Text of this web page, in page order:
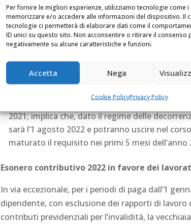
Per fornire le migliori esperienze, utilizziamo tecnologie come
memorizzare e/o accedere alle informazioni del dispositivo. Il
tecnologie ci permetterà di elaborare dati come il
ID unici su questo sito. Non acconsentire o ritirare il consenso
negativamente su alcune caratteristiche e funzioni.
Accetta Nega
Cookie PolicyPrivacy Policy
redditi delle imprese minori di cui all’articolo
Opzione donna
La disposizione prevede di estendere la
maturano i requisiti anagrafici e contributivi
economica. Si consideri inoltre che la norma:
consente l’accesso al regime sperimentale
2021; implica che, dato il regime delle
sarà l’1 agosto 2022 e potranno uscire nel
maturato il requisito nei primi 5 mesi dell’anno
Esonero contributivo 2022 in favore dei
In via eccezionale, per i periodi di paga dall’1
dipendente, con esclusione dei rapporti di
contributi previdenziali per l’invalidità, la